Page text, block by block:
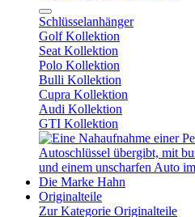
Schlüsselanhänger
Golf Kollektion
Seat Kollektion
Polo Kollektion
Bulli Kollektion
Cupra Kollektion
Audi Kollektion
GTI Kollektion
Die Marke Hahn
Originalteile
Zur Kategorie Originalteile